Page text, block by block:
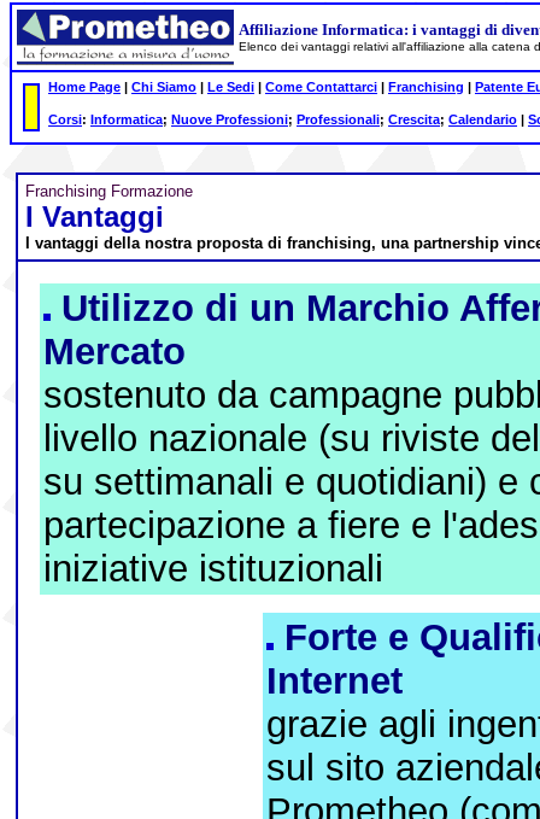
Affiliazione Informatica: i vantaggi di
Elenco dei vantaggi relativi all'affiliazione alla catena
Home Page | Chi Siamo | Le Sedi | Come Contattarci | Franchising | Patente
Corsi: Informatica; Nuove Professioni; Professionali; Crescita; Calendario |
Franchising Formazione
I Vantaggi
I vantaggi della nostra proposta di franchising, una partnership
Utilizzo di un Marchio
Mercato
sostenuto da campagne
livello nazionale (su riviste
su settimanali e quotidiani) e
partecipazione a fiere e
iniziative istituzionali
Forte e
Internet
grazie agli
sul sito